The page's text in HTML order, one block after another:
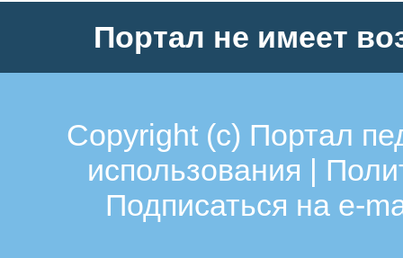
Портал не имеет
Copyright (c) Портал
использования |
Подписаться на e-